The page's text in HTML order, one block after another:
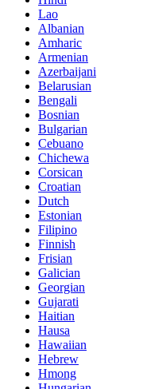
Lao
Albanian
Amharic
Armenian
Azerbaijani
Belarusian
Bengali
Bosnian
Bulgarian
Cebuano
Chichewa
Corsican
Croatian
Dutch
Estonian
Filipino
Finnish
Frisian
Galician
Georgian
Gujarati
Haitian
Hausa
Hawaiian
Hebrew
Hmong